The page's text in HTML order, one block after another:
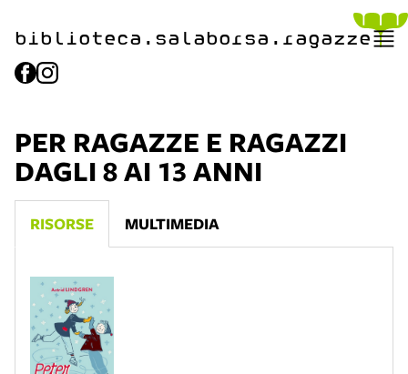
biblioteca.​salaborsa.ragazze
PER RAGAZZE E RAGAZZI
DAGLI 8 AI 13 ANNI
RISORSE MULTIMEDIA